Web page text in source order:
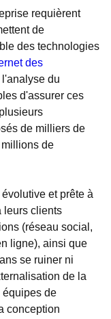
requièrent
de
des technologies
des
l'analyse du
d'assurer ces
de milliers de
de
et prête à
leurs clients
(réseau social,
ligne), ainsi que
se ruiner ni
de la
équipes de
conception